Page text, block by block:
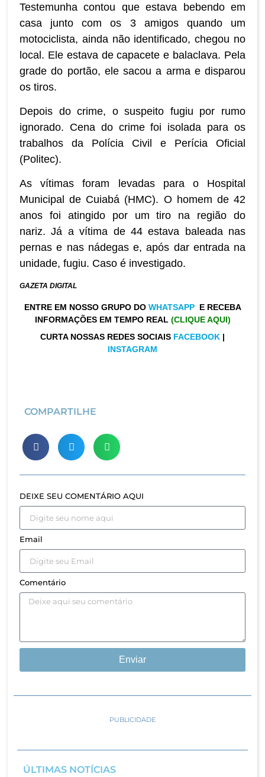
Testemunha contou que estava bebendo em
casa junto com os 3 amigos quando um
motociclista, ainda não identificado, chegou no
local. Ele estava de capacete e balaclava. Pela
grade do portão, ele sacou a arma e disparou
os tiros.
Depois do crime, o suspeito fugiu por rumo
ignorado. Cena do crime foi isolada para os
trabalhos da Polícia Civil e Perícia Oficial
(Politec).
As vítimas foram levadas para o Hospital
Municipal de Cuiabá (HMC). O homem de 42
anos foi atingido por um tiro na região do
nariz. Já a vítima de 44 estava baleada nas
pernas e nas nádegas e, após dar entrada na
unidade, fugiu. Caso é investigado.
GAZETA DIGITAL
ENTRE EM NOSSO GRUPO DO WHATSAPP E RECEBA
INFORMAÇÕES EM TEMPO REAL (CLIQUE AQUI)
CURTA NOSSAS REDES SOCIAIS FACEBOOK |
INSTAGRAM
COMPARTILHE
DEIXE SEU COMENTÁRIO AQUI
Email
Comentário
Enviar
PUBLICIDADE
ÚLTIMAS NOTÍCIAS